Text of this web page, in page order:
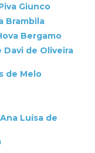
Giunco
Brambila
Bergamo
de Oliveira
de Melo
Luísa de